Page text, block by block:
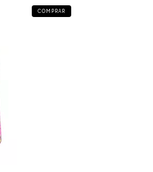
COMPRAR